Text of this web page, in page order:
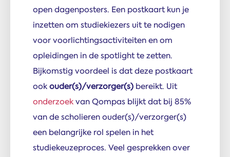
open dagenposters. Een postkaart kun je
inzetten om studiekiezers uit te nodigen
voor voorlichtingsactiviteiten en om
opleidingen in de spotlight te zetten.
Bijkomstig voordeel is dat deze postkaart
ookouder(s)/verzorger(s) bereikt. Uit
onderzoekvan Qompas blijkt dat bij 85%
van de scholieren ouder(s)/verzorger(s)
een belangrijke rol spelen in het
studiekeuzeproces. Veel gesprekken over